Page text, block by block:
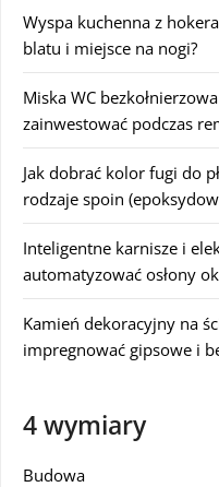
Wyspa kuchenna z
blatu i miejsce na nogi?
Miska WC
zainwestować podczas
Jak dobrać kolor fugi do
rodzaje spoin
Inteligentne karnisze i
automatyzować osłony
Kamień dekoracyjny na
impregnować gipsowe i
4 wymiary
Budowa